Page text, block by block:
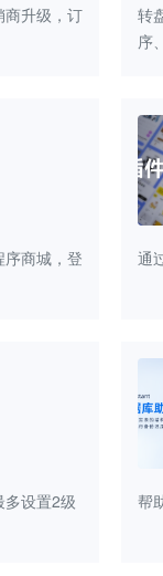
商升级，订
转
序
商城，登
通
设置2级
帮